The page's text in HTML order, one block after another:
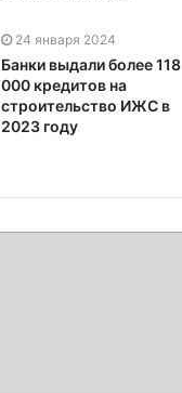
24 января 2024
Банки выдали более 118
000 кредитов на
строительство ИЖС в
2023 году